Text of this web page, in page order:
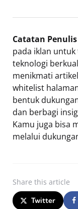
Catatan Penulis
pada iklan
teknologi
menikmati
whitelist
bentuk
dan berbagi
Kamu juga bisa
melalui
Share this article
Twitter